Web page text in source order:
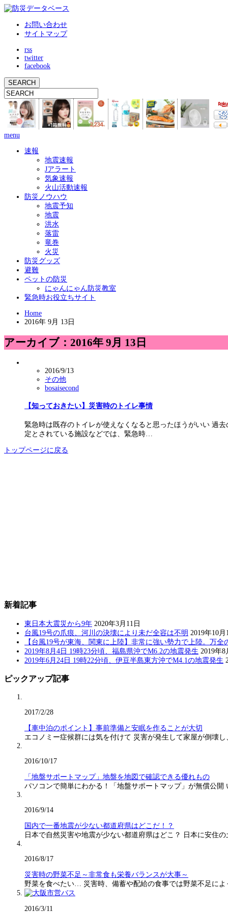
お問い合わせ
サイトマップ
rss
twitter
facebook
menu
速報
地震速報
Jアラート
気象速報
火山活動速報
防災ノウハウ
地震予知
地震
洪水
落雷
竜巻
火災
防災グッズ
避難
ペットの防災
にゃんにゃん防災教室
緊急時お役立ちサイト
Home
2016年 9月 13日
アーカイブ：2016年 9月 13日
2016/9/13
その他
bosaisecond
【知っておきたい】災害時のトイレ事情
緊急時は既存のトイレが使えなくなると思ったほうがいい 過
定とされている施設などでは、緊急時…
トップページに戻る
新着記事
東日本大震災から9年 2020年3月11日
台風19号の爪痕、河川の決壊により未だ全容は不明 2019年10月
【台風19号が東海、関東に上陸】非常に強い勢力で上陸。万全
2019年8月4日 19時23分頃、福島県沖でM6.2の地震発生 2019年8
2019年6月24日 19時22分頃、伊豆半島東方沖でM4.1の地震発生
ピックアップ記事
2017/2/28
【車中泊のポイント】事前準備と安眠を作ることが大切
エコノミー症候群には気を付けて 災害が発生して家屋が倒壊
2016/10/17
「地盤サポートマップ」地盤を地図で確認できる優れもの
パソコンで簡単にわかる！「地盤サポートマップ」が無償公
2016/9/14
国内で一番地震が少ない都道府県はどこだ！？
日本で自然災害や地震が少ない都道府県はどこ？ 日本に安住
2016/8/17
災害時の野菜不足～非常食も栄養バランスが大事～
野菜を食べたい… 災害時、備蓄や配給の食事では野菜不足に
2016/3/11